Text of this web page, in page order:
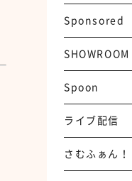
Sponsored
SHOWROOM
Spoon
ライブ配信
さむふぁん！